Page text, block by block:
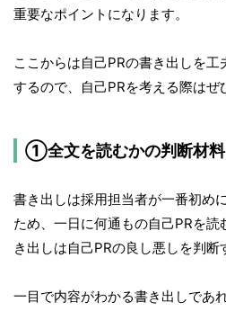
重要なポイントになります。
ここからは自己PRの書き出しを
するので、自己PRを考える際はぜ
①全文を読むかの判断材
書き出しは採用担当者が一番初め
ため、一日に何通もの自己PRを
き出しは自己PRの良し悪しを判断
一目で内容がわかる書き出しであ